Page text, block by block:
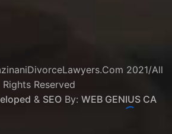
2021/All
Rights Reserved
& SEO By: WEB GENIUS CA